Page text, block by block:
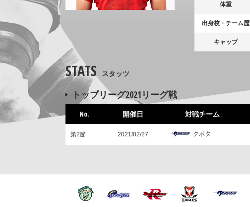
体重
出身校・チーム歴
キャップ
STATS スタッツ
トップリーグ2021リーグ戦
No. 開催日 対戦チーム
第2節 2021/02/27 クボタ